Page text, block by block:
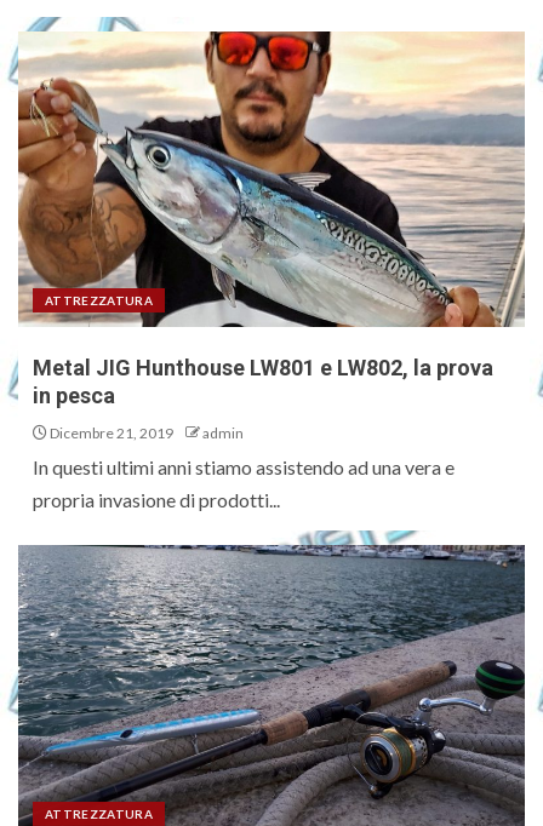
ATTREZZATURA
Metal JIG Hunthouse LW801 e LW802, la prova
in pesca
Dicembre 21, 2019 admin
In questi ultimi anni stiamo assistendo ad una vera e
propria invasione di prodotti...
ATTREZZATURA